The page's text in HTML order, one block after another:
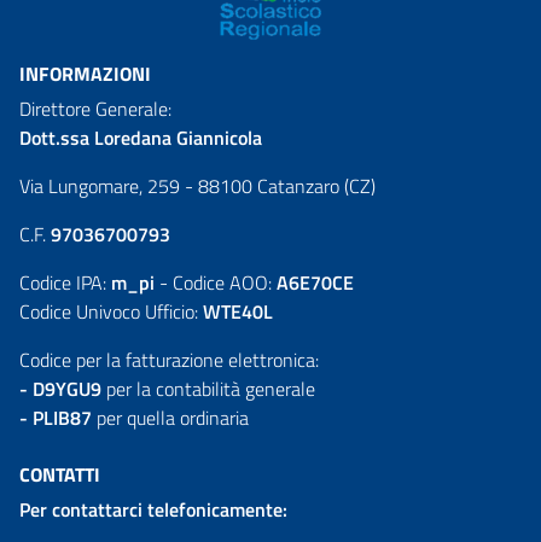
INFORMAZIONI
Direttore Generale:
Dott.ssa Loredana Giannicola
Via Lungomare, 259 - 88100 Catanzaro (CZ)
C.F.97036700793
Codice IPA: m_pi - Codice AOO:A6E70CE
Codice Univoco Ufficio:WTE40L
Codice per la fatturazione elettronica:
- D9YGU9 per la contabilità generale
- PLIB87 per quella ordinaria
CONTATTI
Per contattarci telefonicamente: